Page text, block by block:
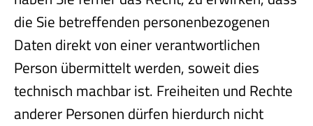
die Sie betreffenden personenbezogenen
Daten direkt von einer verantwortlichen
Person übermittelt werden, soweit dies
technisch machbar ist. Freiheiten und Rechte
anderer Personen dürfen hierdurch nicht